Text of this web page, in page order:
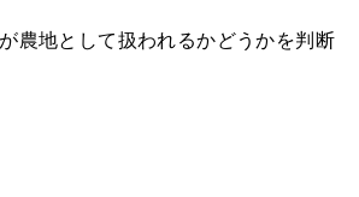
農地として扱われるかどうかを判断